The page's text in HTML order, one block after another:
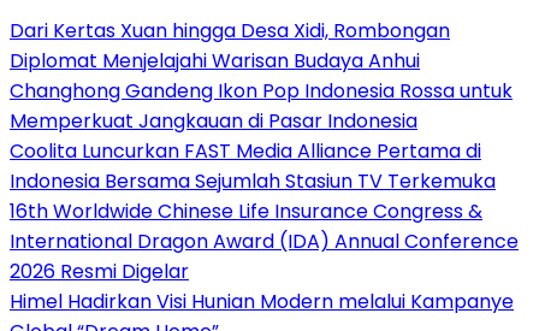
Dari Kertas Xuan hingga Desa Xidi, Rombongan
Diplomat Menjelajahi Warisan Budaya Anhui
Changhong Gandeng Ikon Pop Indonesia Rossa untuk
Memperkuat Jangkauan di Pasar Indonesia
Coolita Luncurkan FAST Media Alliance Pertama di
Indonesia Bersama Sejumlah Stasiun TV Terkemuka
16th Worldwide Chinese Life Insurance Congress &
International Dragon Award (IDA) Annual Conference
2026 Resmi Digelar
Himel Hadirkan Visi Hunian Modern melalui Kampanye